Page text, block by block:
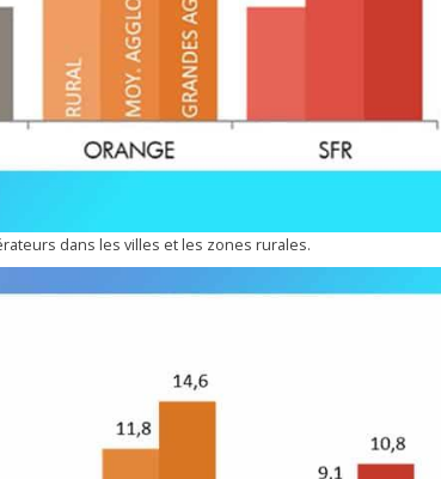
dans les villes et les zones rurales.